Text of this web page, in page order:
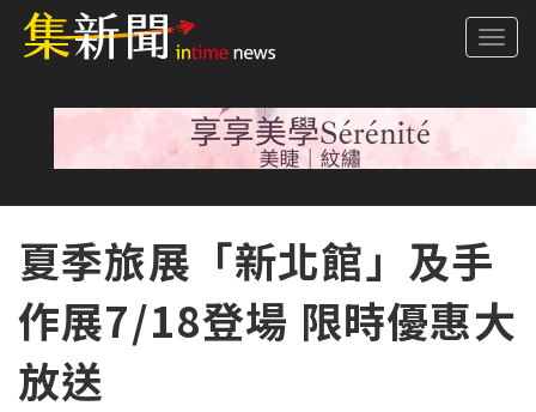
夏季旅展「新北館」及手
作展7/18登場 限時優惠大
放送